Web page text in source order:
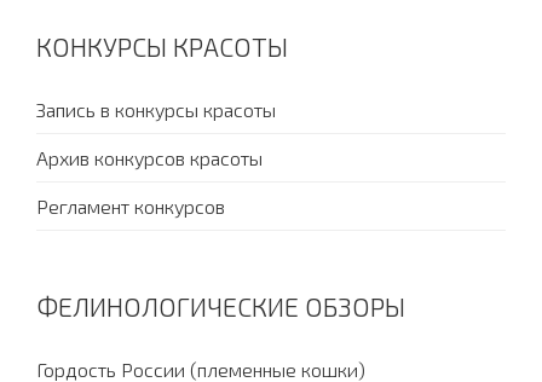
КОНКУРСЫ КРАСОТЫ
Запись в конкурсы красоты
Архив конкурсов красоты
Регламент конкурсов
ФЕЛИНОЛОГИЧЕСКИЕ ОБЗОРЫ
Гордость России (племенные кошки)